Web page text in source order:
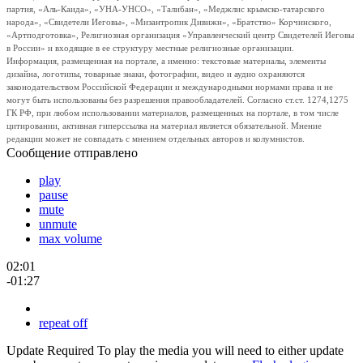
партия, «Аль-Каида», «УНА-УНСО», «Талибан», «Меджлис крымско-татарского
народа», «Свидетели Иеговы», «Мизантропик Дивижн», «Братство» Корчинского,
«Артподготовка», Религиозная организация «Управленческий центр Свидетелей Иеговы
в России» и входящие в ее структуру местные религиозные организации.
Информация, размещенная на портале, а именно: текстовые материалы, элементы
дизайна, логотипы, товарные знаки, фотографии, видео и аудио охраняются
законодательством Российской Федерации и международными нормами права и не
могут быть использованы без разрешения правообладателей. Согласно ст.ст. 1274,1275
ГК РФ, при любом использовании материалов, размещенных на портале, в том числе
цитировании, активная гиперссылка на материал является обязательной. Мнение
редакции может не совпадать с мнением отдельных авторов и колумнистов.
Сообщение отправлено
play
pause
mute
unmute
max volume
02:01
-01:27
repeat off
Update Required To play the media you will need to either update